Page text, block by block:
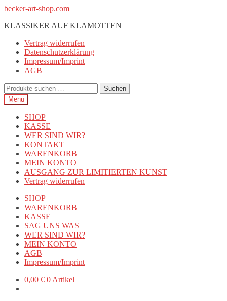
Zur
springen
Zum
springen
becker-art-shop.com
KLASSIKER AUF KLAMOTTEN
Vertrag widerrufen
Datenschutzerklärung
Impressum/Imprint
AGB
Suchen
nach:
Suchen
Menü
SHOP
KASSE
WER SIND WIR?
KONTAKT
WARENKORB
MEIN KONTO
AUSGANG ZUR LIMITIERTEN KUNST
Vertrag widerrufen
SHOP
WARENKORB
KASSE
SAG UNS WAS
WER SIND WIR?
MEIN KONTO
AGB
Impressum/Imprint
0,00 € 0 Artikel